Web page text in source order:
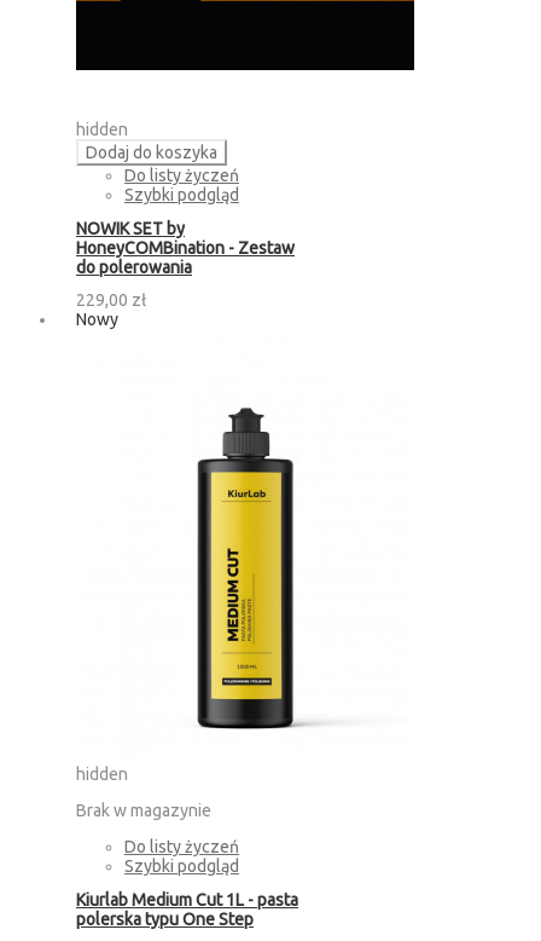
hidden
Dodaj do koszyka
Do listy życzeń
Szybki podgląd
NOWIK SET by
HoneyCOMBination - Zestaw
do polerowania
229,00 zł
Nowy
hidden
Brak w magazynie
Do listy życzeń
Szybki podgląd
Kiurlab Medium Cut 1L - pasta
polerska typu One Step